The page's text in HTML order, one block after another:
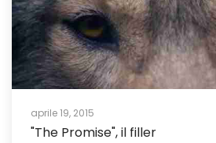
aprile 19, 2015
"The Promise", il filler